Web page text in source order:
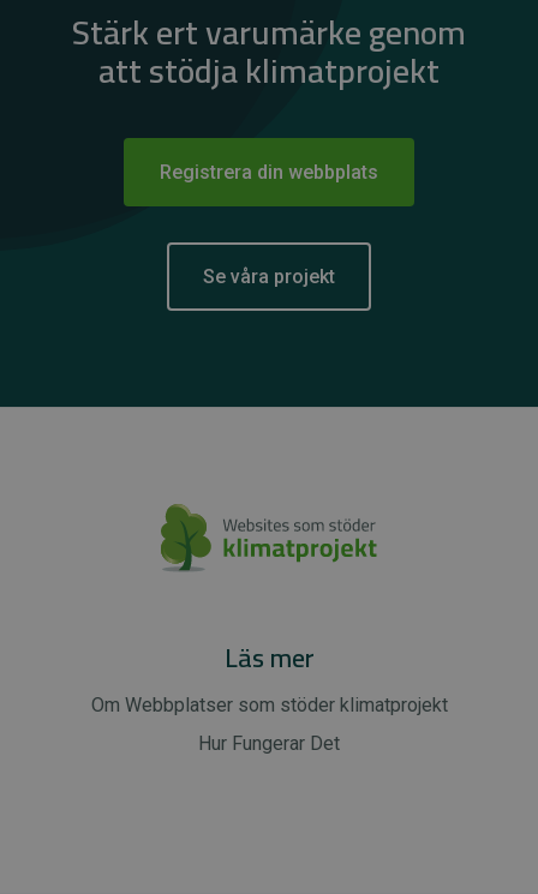
Stärk ert varumärke genom
att stödja klimatprojekt
Registrera din webbplats
Se våra projekt
Läs mer
Om Webbplatser som stöder klimatprojekt
Hur Fungerar Det